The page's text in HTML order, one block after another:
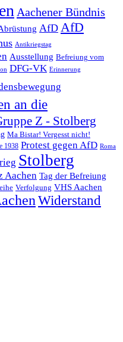
Aachener Bündnis
AfD AfD
Antikriegstag
Ausstellung Befreiung vom
DFG-VK Erinnerung
an die
Z - Stolberg
Ma Bistar! Vergesst nicht!
1938 Protest gegen AfD Roma
Stolberg
Aachen Tag der Befreiung
Verfolgung VHS Aachen
Widerstand